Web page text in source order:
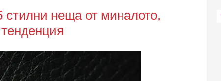
стилни неща от миналото,